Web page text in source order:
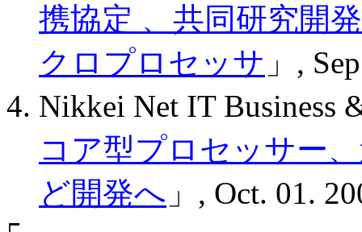
携協定 、共同研究開
クロプロセッサ 」,
Nikkei Net IT Business
コア型プロセッサー
ど開発へ 」, Oct. 01.